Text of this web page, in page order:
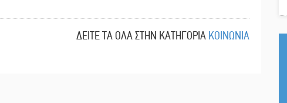
ΔΕΙΤΕ ΤΑ ΟΛΑ ΣΤΗΝ ΚΑΤΗΓΟΡΙΑ ΚΟΙΝΩΝΙΑ